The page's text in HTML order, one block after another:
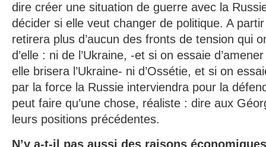
dire créer une situation de guerre avec la
décider si elle veut changer de politique. A
retirera plus d’aucun des fronts de tension qui
d’elle : ni de l’Ukraine, -et si on essaie
elle brisera l’Ukraine- ni d’Ossétie, et si on
par la force la Russie interviendra pour la
peut faire qu’une chose, réaliste : dire aux
leurs positions précédentes.
N’y a-t-il pas aussi des raisons